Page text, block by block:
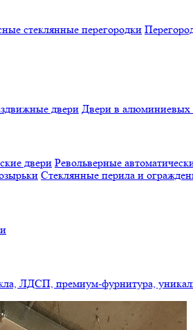
стеклянные перегородки
двери Двери в алюминиевых
двери Револьверные
Стеклянные перила и
ЛДСП, премиум-фурнитура,